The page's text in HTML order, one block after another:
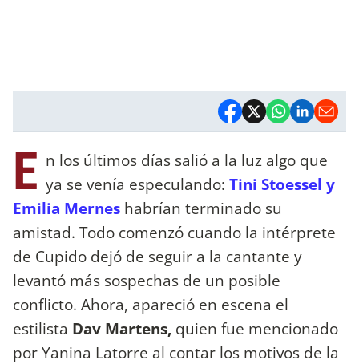
E n los últimos días salió a la luz algo que
ya se venía especulando: Tini Stoessel y
Emilia Mernes habrían terminado su
amistad. Todo comenzó cuando la intérprete
de Cupido dejó de seguir a la cantante y
levantó más sospechas de un posible
conflicto. Ahora, apareció en escena el
estilista Dav Martens, quien fue mencionado
por Yanina Latorre al contar los motivos de la